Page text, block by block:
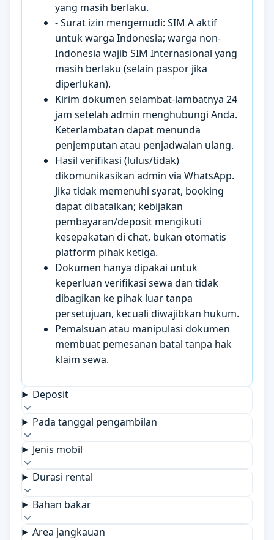
yang masih berlaku.
- Surat izin mengemudi: SIM A aktif
untuk warga Indonesia; warga non-
Indonesia wajib SIM Internasional yang
masih berlaku (selain paspor jika
diperlukan).
Kirim dokumen selambat-lambatnya 24
jam setelah admin menghubungi Anda.
Keterlambatan dapat menunda
penjemputan atau penjadwalan ulang.
Hasil verifikasi (lulus/tidak)
dikomunikasikan admin via WhatsApp.
Jika tidak memenuhi syarat, booking
dapat dibatalkan; kebijakan
pembayaran/deposit mengikuti
kesepakatan di chat, bukan otomatis
platform pihak ketiga.
Dokumen hanya dipakai untuk
keperluan verifikasi sewa dan tidak
dibagikan ke pihak luar tanpa
persetujuan, kecuali diwajibkan hukum.
Pemalsuan atau manipulasi dokumen
membuat pemesanan batal tanpa hak
klaim sewa.
Deposit
Pada tanggal pengambilan
Jenis mobil
Durasi rental
Bahan bakar
Area jangkauan